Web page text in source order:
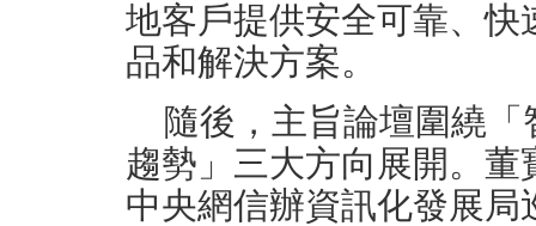
地客戶提供安全可靠、
品和解決方案。
隨後，主旨論壇圍繞
趨勢」三大方向展開。
中央網信辦資訊化發展